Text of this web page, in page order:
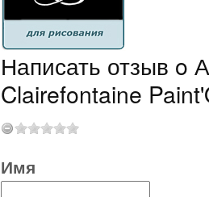
Написать отзыв o
Clairefontaine
Имя